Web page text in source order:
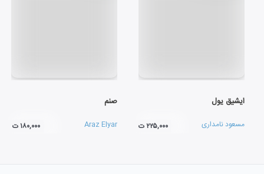
ایشیق یول
مسعود نامداری ۲۲۵,۰۰۰ ت
صنم
Araz Elyar ۱۸۰,۰۰۰ ت